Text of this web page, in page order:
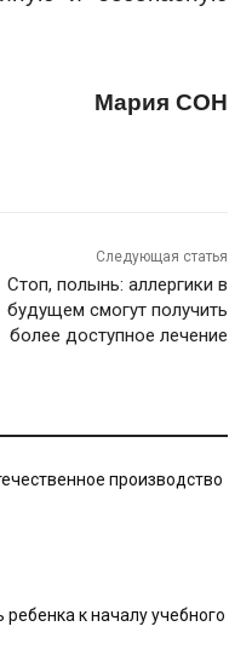
Мария СОН
Следующая статья
Стоп, полынь: аллергики в
будущем смогут получить
более доступное лечение
производство
ребенка к началу учебного